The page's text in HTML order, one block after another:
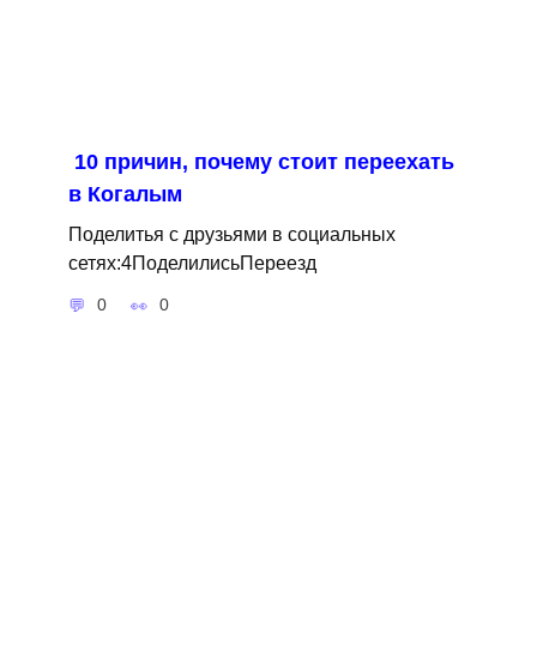
10 причин, почему стоит переехать
в Когалым
Поделитья с друзьями в социальных
сетях:4ПоделилисьПереезд
0 0